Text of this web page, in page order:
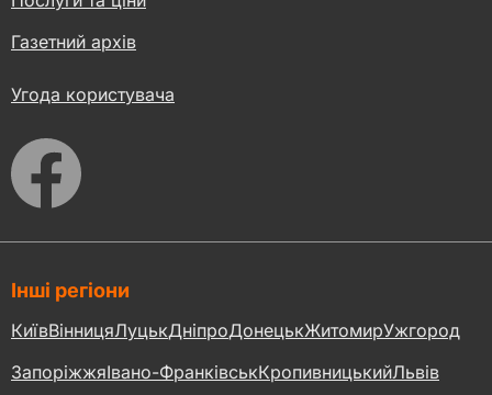
Газетний архів
Угода користувача
Інші регіони
КиївВінницяЛуцькДніпроДонецькЖитомирУжгород
ЗапоріжжяІвано-ФранківськКропивницькийЛьвів